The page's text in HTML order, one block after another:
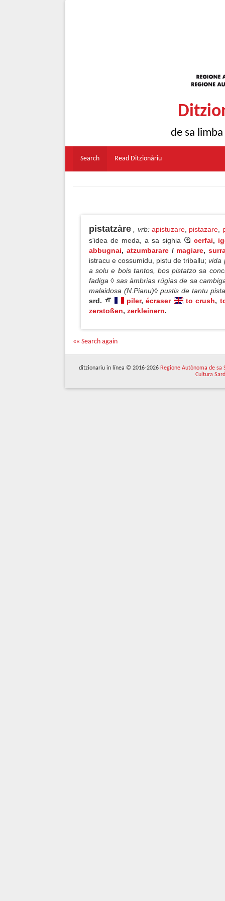
de sa
Search Read Ditzionàriu
pistatzàre , vrb: apistuzare pistazare
s'idea de meda, a sa sighia
cerfai,
abbugnai, atzumbarare / magiare,
istracu e cossumidu, pistu de triballu; vida
a solu e bois tantos, bos pistatzo sa
fadiga ◊ sas àmbrias rúgias de sa
malaidosa (N.Pianu)◊ pustis de tantu
srd.
piler, écraser to crush,
zerstoßen, zerkleinern.
«« Search again
ditzionariu in línea © 2016-2026 Regione Autònoma de sa
Cultura